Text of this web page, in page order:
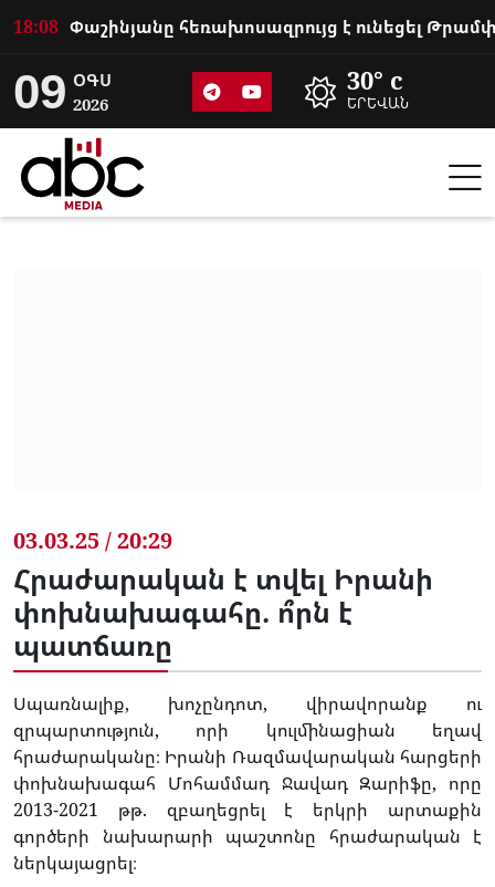
18:08
09 ՕԳՍ
2026
30° c
ԵՐԵՎԱՆ
03.03.25 / 20:29
Հրաժարական է տվել Իրանի
փոխնախագահը. ո՞րն է
պատճառը
Սպառնալիք, խոչընդոտ, վիրավորանք ու
զրպարտություն, որի կուլմինացիան եղավ
հրաժարականը։ Իրանի Ռազմավարական հարցերի
փոխնախագահ Մոհամմադ Ջավադ Զարիֆը, որը
2013-2021 թթ. զբաղեցրել է երկրի արտաքին
գործերի նախարարի պաշտոնը հրաժարական է
ներկայացրել։